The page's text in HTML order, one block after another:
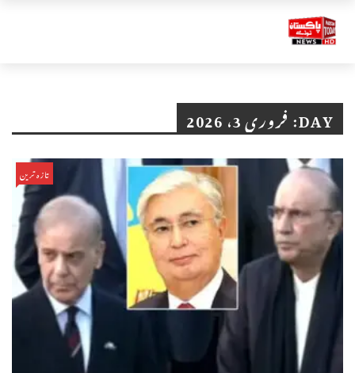
DAY: فروری 3، 2026
تازہ ترین